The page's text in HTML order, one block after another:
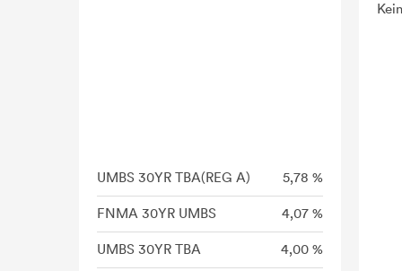
UMBS 30YR TBA(REG A) 5,78 %
FNMA 30YR UMBS 4,07 %
UMBS 30YR TBA 4,00 %